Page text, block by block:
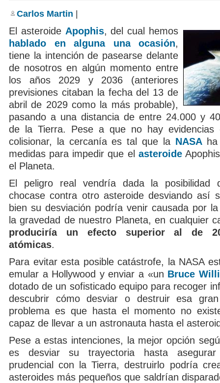
Carlos Martin |
El asteroide Apophis, del cual hemos
hablado en alguna una ocasión,
tiene la intención de pasearse delante
de nosotros en algún momento entre
los años 2029 y 2036 (anteriores
previsiones citaban la fecha del 13 de
abril de 2029 como la más probable),
pasando a una distancia de entre 24.000 y
de la Tierra. Pese a que no hay
colisionar, la cercanía es tal que la NASAha
medidas para impedir que el asteroide
el Planeta.
El peligro real vendría dada la posibilidad
chocase contra otro asteroide desviando así
bien su desviación podría venir causada por
la gravedad de nuestro Planeta, en cualquier
produciría un efecto superior al de
atómicas.
Para evitar esta posible catástrofe, la NASA
emular a Hollywood y enviar a «un Bruce
dotado de un sofisticado equipo para recoger
descubrir cómo desviar o destruir esa
problema es que hasta el momento no
capaz de llevar a un astronauta hasta el
Pese a estas intenciones, la mejor opción
es desviar su trayectoria hasta
prudencial con la Tierra, destruirlo podría
asteroides más pequeños que saldrían